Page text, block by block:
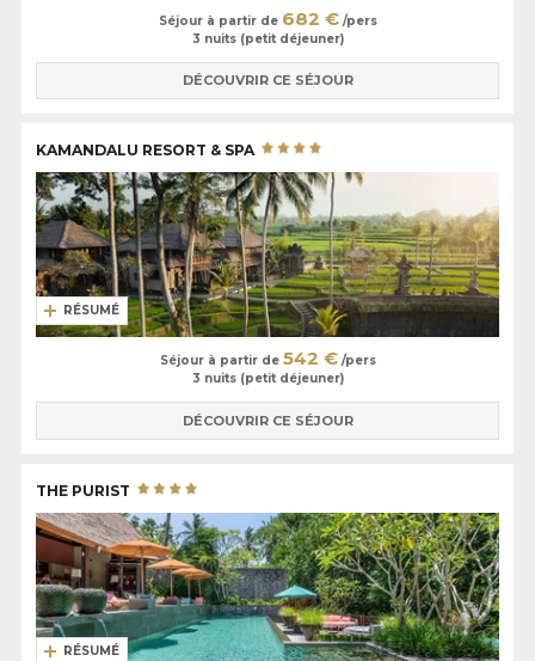
Séjour à partir de 682 €/pers
3 nuits (petit déjeuner)
DÉCOUVRIR CE SÉJOUR
KAMANDALU RESORT & SPA
RÉSUMÉ
Séjour à partir de 542 €/pers
3 nuits (petit déjeuner)
DÉCOUVRIR CE SÉJOUR
THE PURIST
RÉSUMÉ